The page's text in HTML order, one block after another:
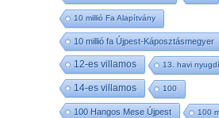
10 millió Fa Alapítvány
10 millió fa Újpest-Káposztásmegyer
12-es villamos 13. havi
14-es villamos 100
100 Hangos Mese Újpest 100